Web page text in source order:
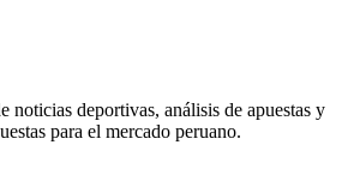
noticias deportivas, análisis de apuestas y
para el mercado peruano.